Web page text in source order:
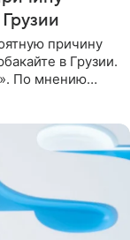
причину
в Грузии.
По мнению